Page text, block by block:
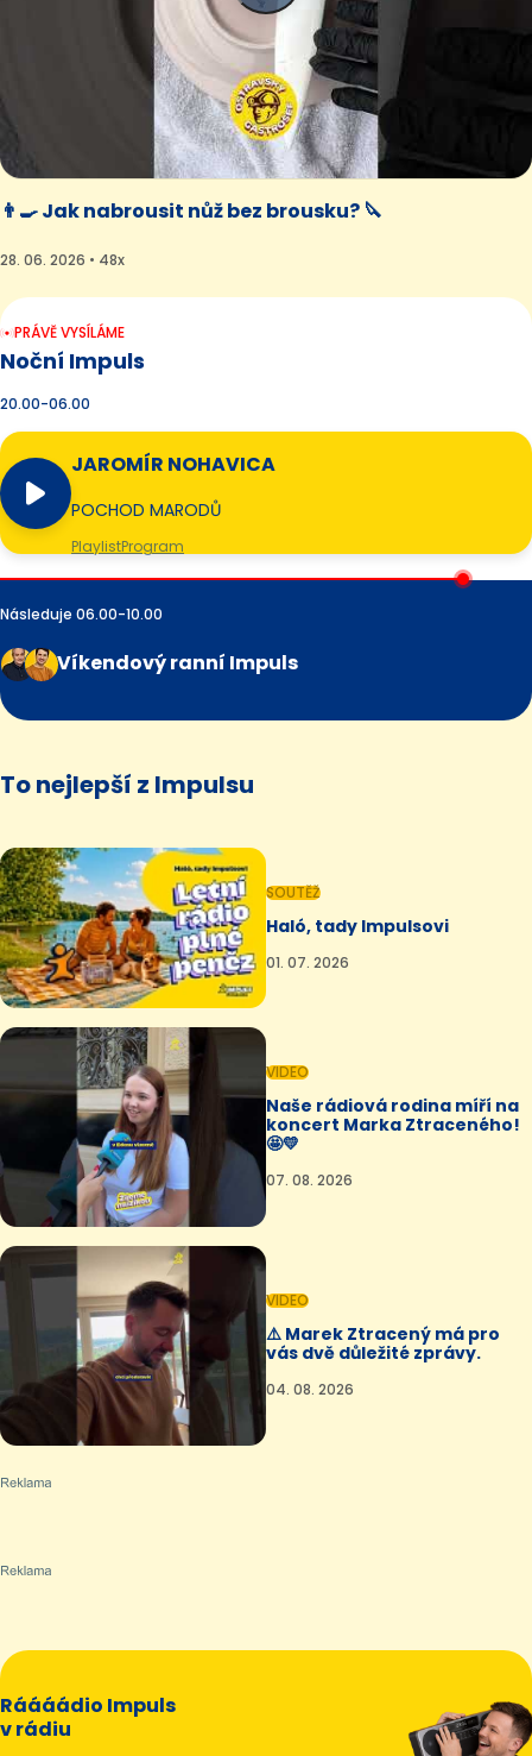
👨‍🍳 Jak nabrousit nůž bez brousku? 🔪
28. 06. 2026 • 48x
PRÁVĚ VYSÍLÁME
Noční Impuls
20.00-06.00
JAROMÍR NOHAVICA
POCHOD MARODŮ
PlaylistProgram
Následuje 06.00-10.00
Víkendový ranní Impuls
To nejlepší z Impulsu
SOUTĚŽ
Haló, tady Impulsovi
01. 07. 2026
VIDEO
Naše rádiová rodina míří na
koncert Marka Ztraceného!
🤩💛
07. 08. 2026
VIDEO
⚠️ Marek Ztracený má pro
vás dvě důležité zprávy.
04. 08. 2026
Ráááádio Impuls
v rádiu